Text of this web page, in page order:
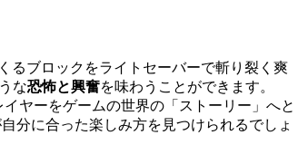
るブロックをライトセーバーで斬り裂く爽
な恐怖と興奮を味わうことができます。
イヤーをゲームの世界の「ストーリー」へと
分に合った楽しみ方を見つけられるでしょ